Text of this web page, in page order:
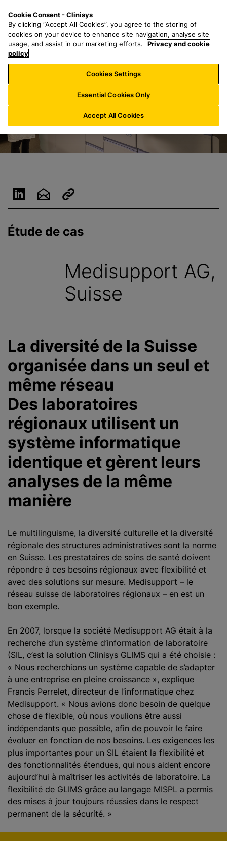
e
a
r
h
f
o
:
n
u
Étude de cas
Medisupport AG,
Suisse
La diversité de la Suisse
organisée dans un seul et
même réseau
Des laboratoires
régionaux utilisent un
système informatique
identique et gèrent leurs
analyses de la même
manière
Le multilinguisme, la diversité culturelle et la diversité
régionale des structures administratives sont la norme
en Suisse. Les prestataires de soins de santé doivent
répondre à ces besoins régionaux avec flexibilité et
avec des solutions sur mesure. Medisupport – le
réseau suisse de laboratoires régionaux – en est un
bon exemple.
En 2007, lorsque la société Medisupport AG était à la
recherche d’un système d’information de laboratoire
(SIL, c’est la solution Clinisys GLIMS qui a été choisie :
« Nous recherchions un système capable de s’adapter
à une entreprise en pleine croissance », explique
Francis Perrelet, directeur de l’informatique chez
Medisupport. « Nous avions donc besoin de quelque
chose de flexible, où nous voulions être aussi
indépendants que possible, afin de pouvoir le faire
évoluer en fonction de nos besoins. Les exigences les
plus importantes pour un SIL étaient la flexibilité et
des fonctionnalités étendues, qui nous aident encore
aujourd’hui à maîtriser les activités de laboratoire. La
flexibilité de GLIMS grâce au langage MISPL a permis
des mises à jour toujours réussies dans le respect
permanent de la sécurité. »
Cookie Consent - Clinisys
By clicking “Accept All Cookies”, you agree to the storing of
cookies on your device to enhance site navigation, analyse site
usage, and assist in our marketing efforts.
Privacy and cookie
policy
Cookies Settings
Essential Cookies Only
Accept All Cookies